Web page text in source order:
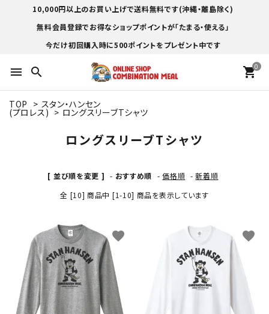
10,000円以上のお買い上げで送料無料です(沖縄・離島除く)
無料会員登録でお得なショップポイントが「たまる・使える」
今だけ初回購入時に500ポイントをプレゼント中です
menu search 0
shopping_cart
TOP > スタン・ハンセン
(プロレス) > ロングスリーブTシャツ
ロングスリーブTシャツ
[ 並び順を変更 ] - おすすめ順 -価格順 -新着順
全 [10] 商品中 [1-10] 商品を表示しています
favorite favorite